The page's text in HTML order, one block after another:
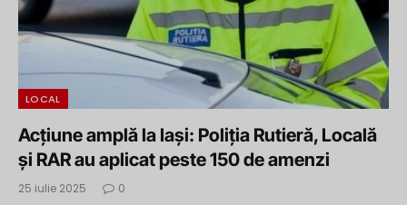
LOCAL
Acțiune amplă la Iași: Poliția Rutieră, Locală
și RAR au aplicat peste 150 de amenzi
25 iulie 2025 0